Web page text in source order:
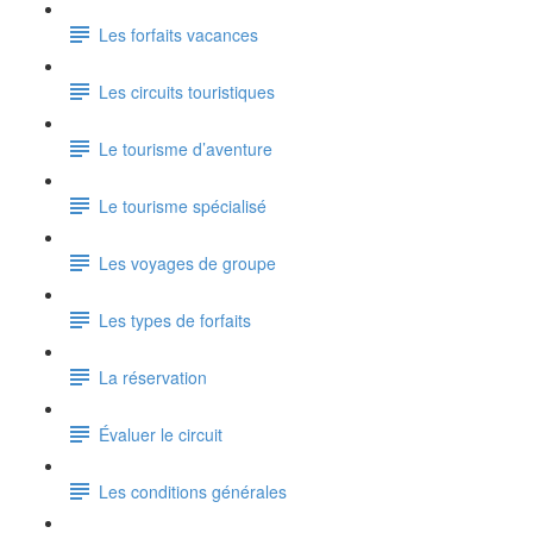
Les forfaits vacances
Les circuits touristiques
Le tourisme d’aventure
Le tourisme spécialisé
Les voyages de groupe
Les types de forfaits
La réservation
Évaluer le circuit
Les conditions générales